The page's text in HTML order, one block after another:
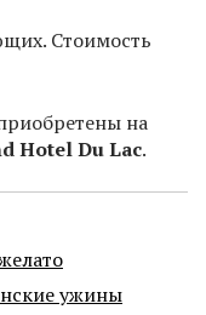
Стоимость
на
HotelDuLac.
ужины